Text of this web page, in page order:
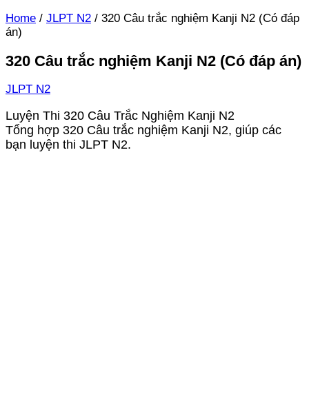
Home / JLPT N2 / 320 Câu trắc nghiệm Kanji N2 (Có đáp
án)
320 Câu trắc nghiệm Kanji N2 (Có đáp án)
JLPT N2
Luyện Thi 320 Câu Trắc Nghiệm Kanji N2
Tổng hợp 320 Câu trắc nghiệm Kanji N2, giúp các
bạn luyện thi JLPT N2.